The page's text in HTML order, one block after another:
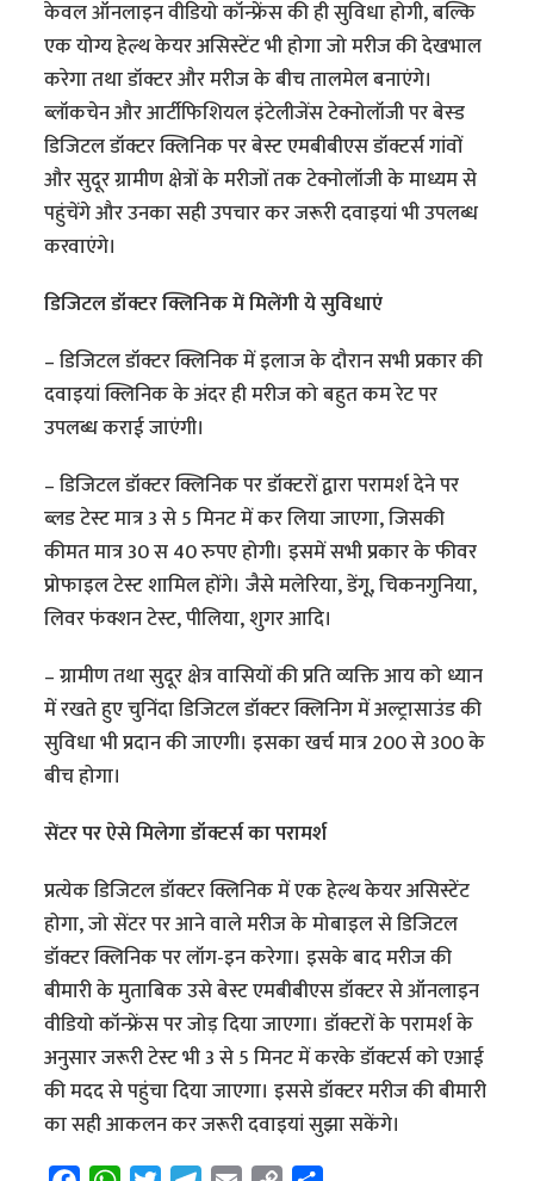
केवल ऑनलाइन वीडियो कॉन्फ्रेंस की ही सुविधा होगी, बल्कि
एक योग्य हेल्थ केयर असिस्टेंट भी होगा जो मरीज की देखभाल
करेगा तथा डॉक्टर और मरीज के बीच तालमेल बनाएंगे।
ब्लॉकचेन और आर्टीफिशियल इंटेलीजेंस टेक्नोलॉजी पर बेस्ड
डिजिटल डॉक्टर क्लिनिक पर बेस्ट एमबीबीएस डॉक्टर्स गांवों
और सुदूर ग्रामीण क्षेत्रों के मरीजों तक टेक्नोलॉजी के माध्यम से
पहुंचेंगे और उनका सही उपचार कर जरूरी दवाइयां भी उपलब्ध
करवाएंगे।
डिजिटल डॉक्टर क्लिनिक में मिलेंगी ये सुविधाएं
– डिजिटल डॉक्टर क्लिनिक में इलाज के दौरान सभी प्रकार की
दवाइयां क्लिनिक के अंदर ही मरीज को बहुत कम रेट पर
उपलब्ध कराई जाएंगी।
– डिजिटल डॉक्टर क्लिनिक पर डॉक्टरों द्वारा परामर्श देने पर
ब्लड टेस्ट मात्र 3 से 5 मिनट में कर लिया जाएगा, जिसकी
कीमत मात्र 30 स 40 रुपए होगी। इसमें सभी प्रकार के फीवर
प्रोफाइल टेस्ट शामिल होंगे। जैसे मलेरिया, डेंगू, चिकनगुनिया,
लिवर फंक्शन टेस्ट, पीलिया, शुगर आदि।
– ग्रामीण तथा सुदूर क्षेत्र वासियों की प्रति व्यक्ति आय को ध्यान
में रखते हुए चुनिंदा डिजिटल डॉक्टर क्लिनिग में अल्ट्रासाउंड की
सुविधा भी प्रदान की जाएगी। इसका खर्च मात्र 200 से 300 के
बीच होगा।
सेंटर पर ऐसे मिलेगा डॉक्टर्स का परामर्श
प्रत्येक डिजिटल डॉक्टर क्लिनिक में एक हेल्थ केयर असिस्टेंट
होगा, जो सेंटर पर आने वाले मरीज के मोबाइल से डिजिटल
डॉक्टर क्लिनिक पर लॉग-इन करेगा। इसके बाद मरीज की
बीमारी के मुताबिक उसे बेस्ट एमबीबीएस डॉक्टर से ऑनलाइन
वीडियो कॉन्फ्रेंस पर जोड़ दिया जाएगा। डॉक्टरों के परामर्श के
अनुसार जरूरी टेस्ट भी 3 से 5 मिनट में करके डॉक्टर्स को एआई
की मदद से पहुंचा दिया जाएगा। इससे डॉक्टर मरीज की बीमारी
का सही आकलन कर जरूरी दवाइयां सुझा सकेंगे।